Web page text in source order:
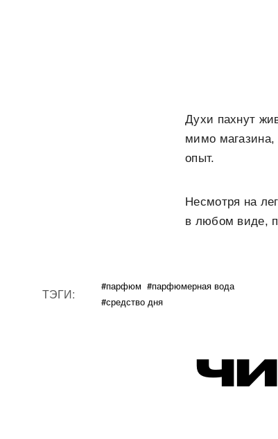
Духи пахнут
мимо магазина,
опыт.
Несмотря на
в любом виде,
ТЭГИ: #парфюм #парфюмерная вода
#средство дня